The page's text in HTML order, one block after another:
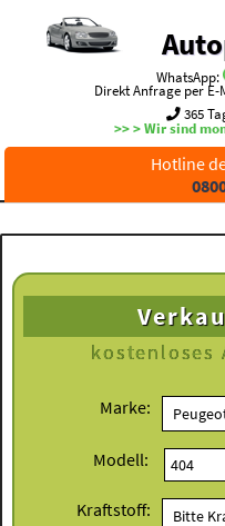
WhatsApp:
Direkt Anfrage per
365
>> > Wir sind
Hotline
kostenloses
Marke:
Modell:
Kraftstoff: